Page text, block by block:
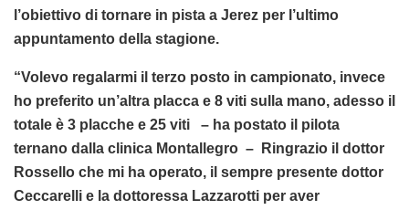
l’obiettivo di tornare in pista a Jerez per l’ultimo
appuntamento della stagione.
“Volevo regalarmi il terzo posto in campionato, invece
ho preferito un’altra placca e 8 viti sulla mano, adesso il
totale è 3 placche e 25 viti – ha postato il pilota
ternano dalla clinica Montallegro – Ringrazio il dottor
Rossello che mi ha operato, il sempre presente dottor
Ceccarelli e la dottoressa Lazzarotti per aver